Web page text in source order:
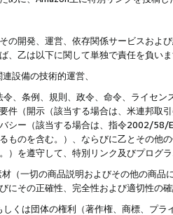
の開発、運営、依存関係サービスおよ
、乙は以下に関して単独で責任を負い
設備の技術的運営、
、条例、規則、政令、命令、ライセ
件（開示（該当する場合は、米連邦取
シー（該当する場合は、指令2002/58/
ものを含む。）、ならびに乙とその他
）を遵守して、特別リンク及びプログ
（一切の商品説明およびその他の商
にその正確性、完全性および適切性の
くは団体の権利（著作権、商標、プ